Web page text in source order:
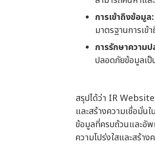
การเข้าถึงข้อมูล:
มาตรฐานการเ
การรักษาความ
ปลอดภัยข้อมูลเ
สรุปได้ว่า IR
และสร้างความเชื่อมั่น
ข้อมูลที่ครบถ้วนและอั
ความโปร่งใสและสร้